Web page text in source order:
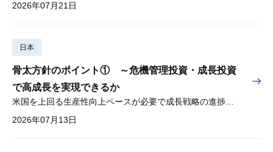
2026年07月21日
日本
骨太方針のポイント① ～危機管理投資・成長投資
で高成長を実現できるか
2026年07月13日